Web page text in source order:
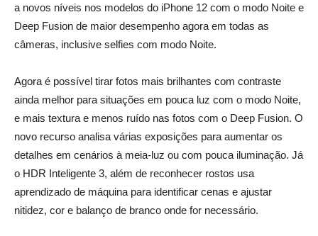
a novos níveis nos modelos do iPhone 12 com o modo Noite e
Deep Fusion de maior desempenho agora em todas as
câmeras, inclusive selfies com modo Noite.
Agora é possível tirar fotos mais brilhantes com contraste
ainda melhor para situações em pouca luz com o modo Noite,
e mais textura e menos ruído nas fotos com o Deep Fusion. O
novo recurso analisa várias exposições para aumentar os
detalhes em cenários à meia-luz ou com pouca iluminação. Já
o HDR Inteligente 3, além de reconhecer rostos usa
aprendizado de máquina para identificar cenas e ajustar
nitidez, cor e balanço de branco onde for necessário.